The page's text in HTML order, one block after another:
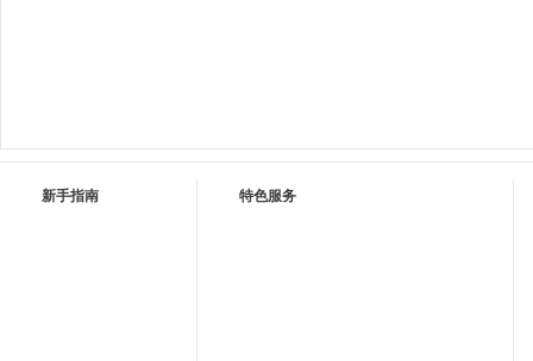
新手指南 特色服务